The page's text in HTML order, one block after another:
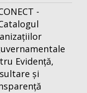
-
Evidență,
și